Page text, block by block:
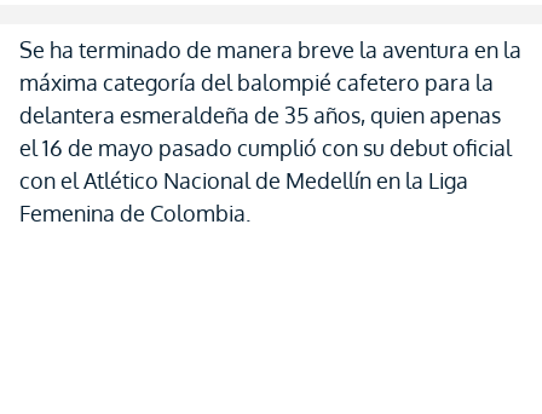
Se ha terminado de manera breve la aventura en la
máxima categoría del balompié cafetero para la
delantera esmeraldeña de 35 años, quien apenas
el 16 de mayo pasado cumplió con su debut oficial
con el Atlético Nacional de Medellín en la Liga
Femenina de Colombia.